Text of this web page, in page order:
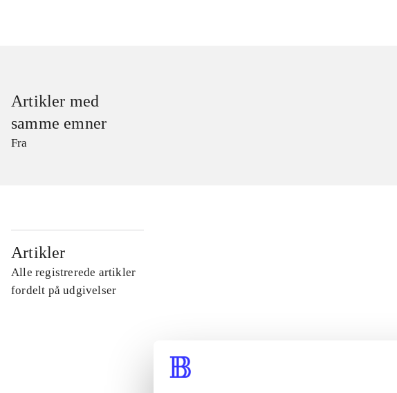
Artikler med
samme emner
Fra
Artikler
Alle registrerede artikler
fordelt på udgivelser